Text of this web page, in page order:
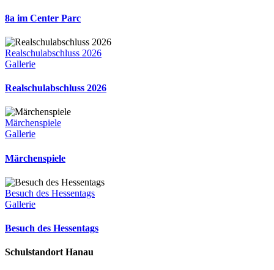
8a im Center Parc
Realschulabschluss 2026
Gallerie
Realschulabschluss 2026
Märchenspiele
Gallerie
Märchenspiele
Besuch des Hessentags
Gallerie
Besuch des Hessentags
Schulstandort Hanau